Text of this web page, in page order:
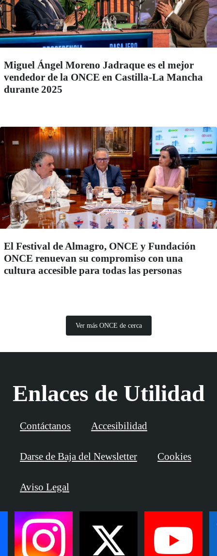
Miguel Ángel Moreno Jadraque es el mejor
vendedor de la ONCE en Castilla-La Mancha
durante 2025
El Festival de Almagro, ONCE y Fundación
ONCE renuevan su compromiso con una
cultura accesible para todas las personas
Ver más ONCE de cerca
Enlaces de Utilidad
Contáctanos Accesibilidad
Darse de Baja del Newsletter Cookies
Aviso Legal